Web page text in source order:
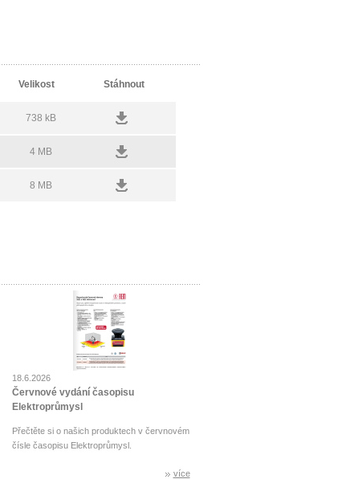
Velikost Stáhnout
738 kB
4 MB
8 MB
18.6.2026
Červnové vydání časopisu
Elektroprůmysl
Přečtěte si o našich produktech v červnovém
čísle časopisu Elektroprůmysl.
více